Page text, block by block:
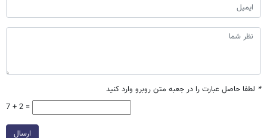
* لطفا حاصل عبارت را در جعبه متن روبرو وارد کنید
7 + 2 =
ارسال